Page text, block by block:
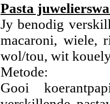
Pasta
Jy benodig
macaroni, wiele,
wol/tou, wit
Metode:
Gooi